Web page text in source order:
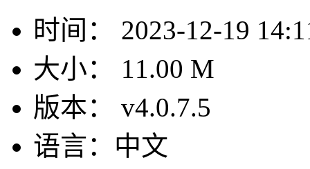
时间：
2023-12-19
大小：
11.00 M
版本：
v4.0.7.5
语言： 中文